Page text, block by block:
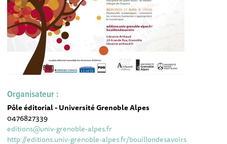
Organisateur :
Pôle éditorial - Université Grenoble Alpes
0476827339
editions@univ-grenoble-alpes.fr
http://editions.univ-grenoble-alpes.fr/bouillondesavoirs